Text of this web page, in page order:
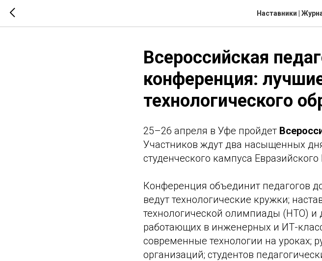
Наставники |
Всероссийская
конференция:
технологического
25–26 апреля в Уфе пройдет
Участников ждут два насыщенных
студенческого кампуса
Конференция объединит педагогов
ведут технологические кружки;
технологической олимпиады (НТО) и
работающих в инженерных и ИТ-
современные технологии на уроках;
организаций; студентов